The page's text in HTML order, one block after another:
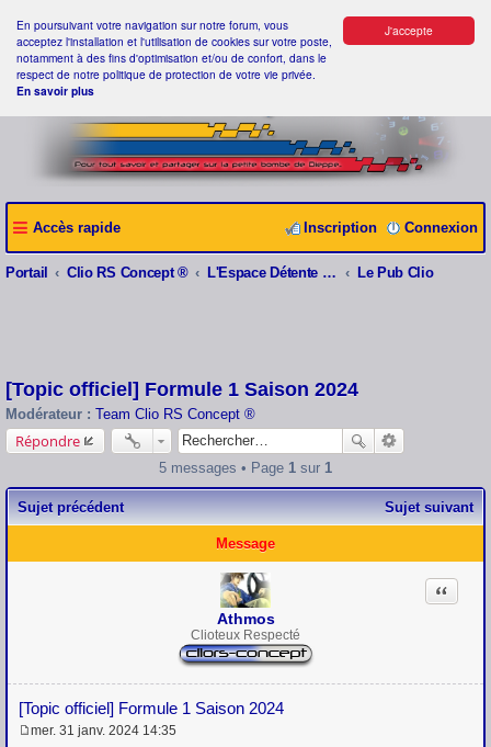
J'accepte
En poursuivant votre navigation sur notre forum, vous
acceptez l'installation et l'utilisation de cookies sur votre poste,
notamment à des fins d'optimisation et/ou de confort, dans le
respect de notre politique de protection de votre vie privée.
En savoir plus
Accès rapide Connexion
Inscription
Portail Clio RS Concept ® L'Espace Détente Clio RS Concept ® Le Pub Clio
[Topic officiel] Formule 1 Saison 2024
Modérateur : Team Clio RS Concept ®
Répondre
5 messages • Page 1 sur 1
Sujet précédent Sujet suivant
Message
Athmos
Clioteux Respecté
[Topic officiel] Formule 1 Saison 2024
Citation
mer. 31 janv. 2024 14:35